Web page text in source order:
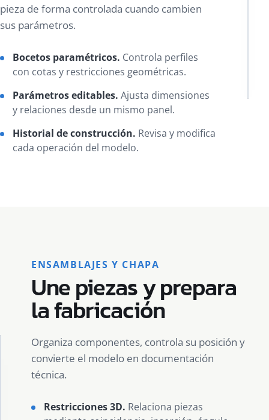
pieza de forma controlada cuando cambien
sus parámetros.
Bocetos paramétricos. Controla perfiles
con cotas y restricciones geométricas.
Parámetros editables. Ajusta dimensiones
y relaciones desde un mismo panel.
Historial de construcción. Revisa y modifica
cada operación del modelo.
ENSAMBLAJES Y CHAPA
Une piezas y prepara
la fabricación
Organiza componentes, controla su posición y
convierte el modelo en documentación
técnica.
Restricciones 3D. Relaciona piezas